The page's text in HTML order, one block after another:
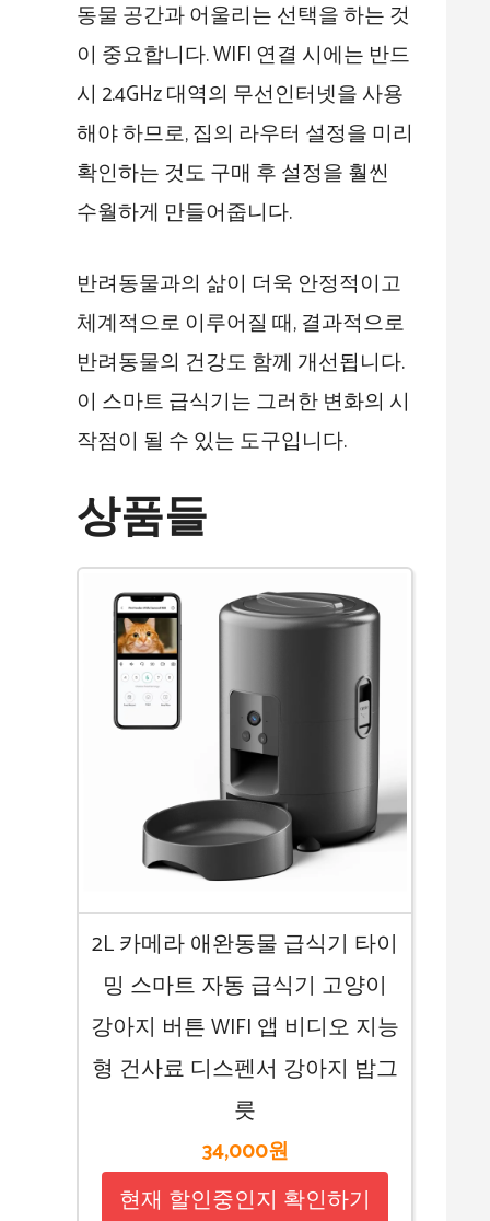
동물 공간과 어울리는 선택을 하는 것
이 중요합니다. WIFI 연결 시에는 반드
시 2.4GHz 대역의 무선인터넷을 사용
해야 하므로, 집의 라우터 설정을 미리
확인하는 것도 구매 후 설정을 훨씬
수월하게 만들어줍니다.
반려동물과의 삶이 더욱 안정적이고
체계적으로 이루어질 때, 결과적으로
반려동물의 건강도 함께 개선됩니다.
이 스마트 급식기는 그러한 변화의 시
작점이 될 수 있는 도구입니다.
상품들
2L 카메라 애완동물 급식기 타이
밍 스마트 자동 급식기 고양이
강아지 버튼 WIFI 앱 비디오 지능
형 건사료 디스펜서 강아지 밥그
릇
34,000원
현재 할인중인지 확인하기